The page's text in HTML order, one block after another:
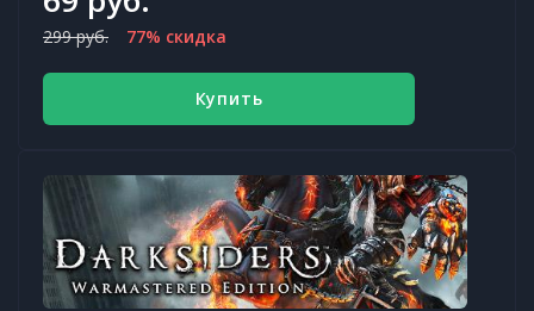
299 руб. 77% скидка
Купить